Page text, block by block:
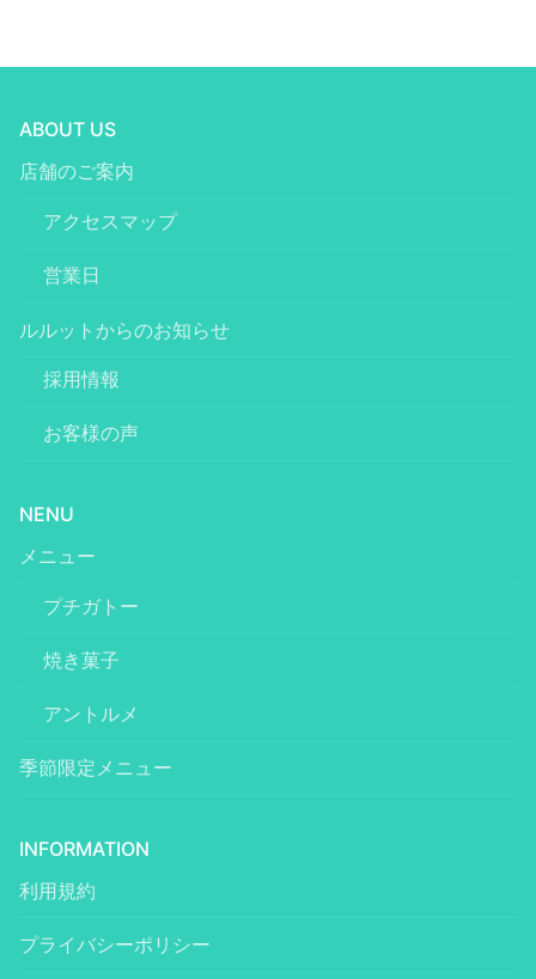
ABOUT US
店舗のご案内
アクセスマップ
営業日
ルルットからのお知らせ
採用情報
お客様の声
NENU
メニュー
プチガトー
焼き菓子
アントルメ
季節限定メニュー
INFORMATION
利用規約
プライバシーポリシー